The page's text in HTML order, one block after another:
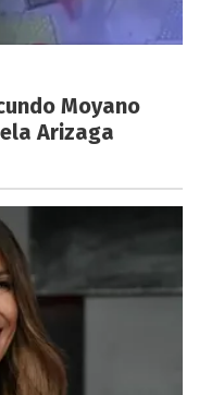
Moyano
Arizaga